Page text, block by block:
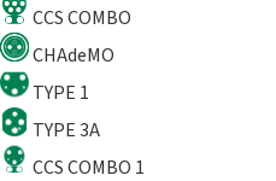
CCS COMBO
CHAdeMO
TYPE 1
TYPE 3A
CCS COMBO 1